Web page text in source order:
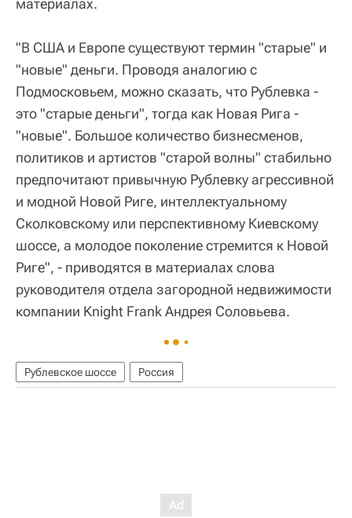
материалах.
"В США и Европе существуют термин "старые" и
"новые" деньги. Проводя аналогию с
Подмосковьем, можно сказать, что Рублевка -
это "старые деньги", тогда как Новая Рига -
"новые". Большое количество бизнесменов,
политиков и артистов "старой волны" стабильно
предпочитают привычную Рублевку агрессивной
и модной Новой Риге, интеллектуальному
Сколковскому или перспективному Киевскому
шоссе, а молодое поколение стремится к Новой
Риге", - приводятся в материалах слова
руководителя отдела загородной недвижимости
компании Knight Frank Андрея Соловьева.
Рублевское шоссе Россия